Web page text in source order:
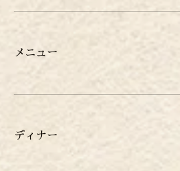
メニュー
ディナー